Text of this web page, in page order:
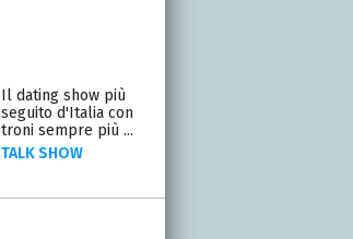
Il dating show più
seguito d'Italia con
troni sempre più ...
TALK SHOW